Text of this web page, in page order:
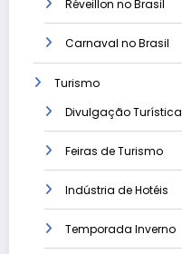
Réveillon no Brasil
Carnaval no Brasil
Turismo
Divulgação Turística
Feiras de Turismo
Indústria de Hotéis
Temporada Inverno